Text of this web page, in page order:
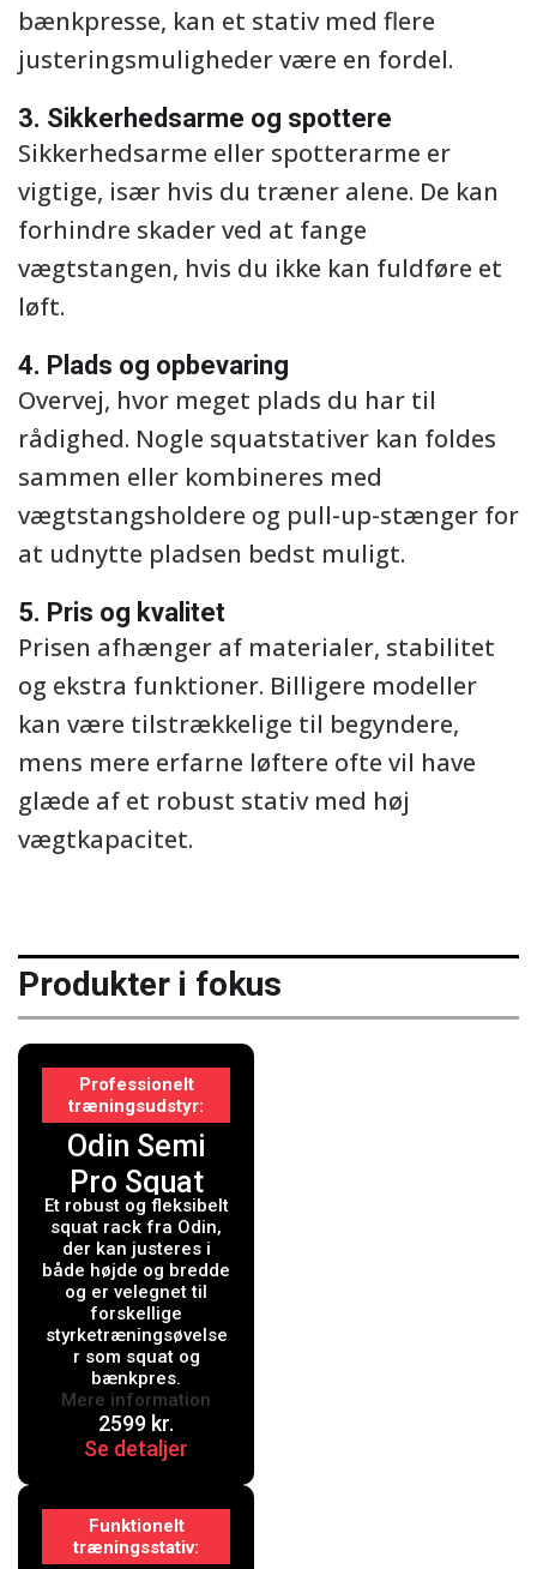
bænkpresse, kan et stativ med flere
justeringsmuligheder være en fordel.
3. Sikkerhedsarme og spottere
Sikkerhedsarme eller spotterarme er
vigtige, især hvis du træner alene. De kan
forhindre skader ved at fange
vægtstangen, hvis du ikke kan fuldføre et
løft.
4. Plads og opbevaring
Overvej, hvor meget plads du har til
rådighed. Nogle squatstativer kan foldes
sammen eller kombineres med
vægtstangsholdere og pull-up-stænger for
at udnytte pladsen bedst muligt.
5. Pris og kvalitet
Prisen afhænger af materialer, stabilitet
og ekstra funktioner. Billigere modeller
kan være tilstrækkelige til begyndere,
mens mere erfarne løftere ofte vil have
glæde af et robust stativ med høj
vægtkapacitet.
Produkter i fokus
Professionelt
træningsudstyr
Odin Semi
Pro Squat
Rack
Et robust og fleksibelt
squat rack fra Odin,
der kan justeres i
både højde og bredde
og er velegnet til
forskellige
styrketræningsøvelse
r som squat og
bænkpres.
2599 kr.
Se detaljer
Mere information
Funktionelt
træningsstativ